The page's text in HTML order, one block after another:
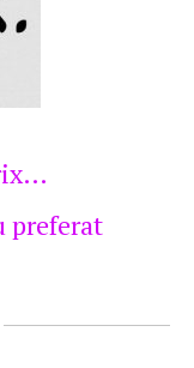
preferat